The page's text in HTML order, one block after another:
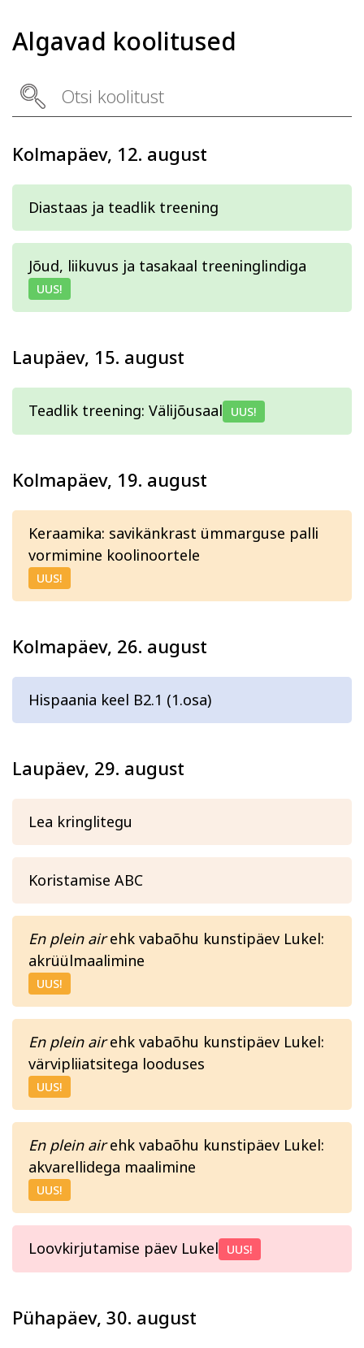
Algavad koolitused
Kolmapäev, 12. august
Diastaas ja teadlik treening
Jõud, liikuvus ja tasakaal treeninglindiga
UUS!
Laupäev, 15. august
Teadlik treening: Välijõusaal UUS!
Kolmapäev, 19. august
Keraamika: savikänkrast ümmarguse palli
vormimine koolinoortele
UUS!
Kolmapäev, 26. august
Hispaania keel B2.1 (1.osa)
Laupäev, 29. august
Lea kringlitegu
Koristamise ABC
En plein airehk vabaõhu kunstipäev Lukel:
akrüülmaalimine
UUS!
En plein airehk vabaõhu kunstipäev Lukel:
värvipliiatsitega looduses
UUS!
En plein airehk vabaõhu kunstipäev Lukel:
akvarellidega maalimine
UUS!
Loovkirjutamise päev Lukel UUS!
Pühapäev, 30. august